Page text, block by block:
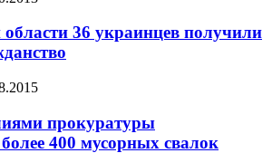
36 украинцев получили
прокуратуры
400 мусорных свалок